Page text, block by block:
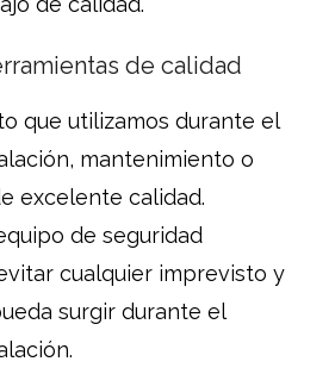
de calidad
que utilizamos durante el
mantenimiento o
excelente calidad.
de seguridad
cualquier imprevisto y
surgir durante el